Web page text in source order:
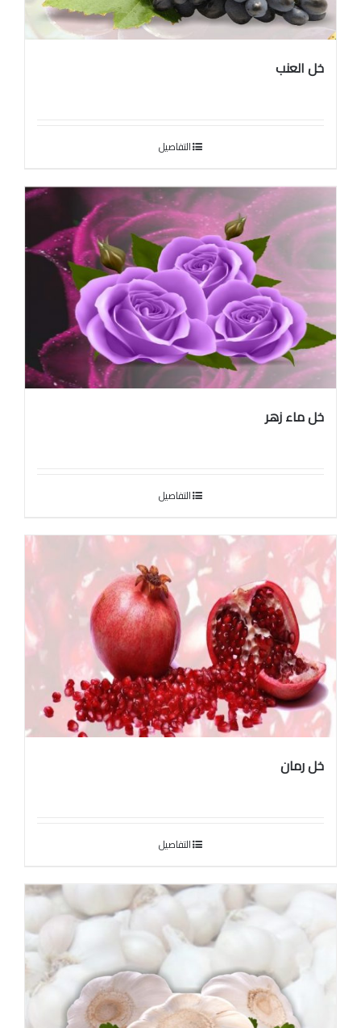
خل العنب
التفاصيل
خل ماء زهر
التفاصيل
خل رمان
التفاصيل